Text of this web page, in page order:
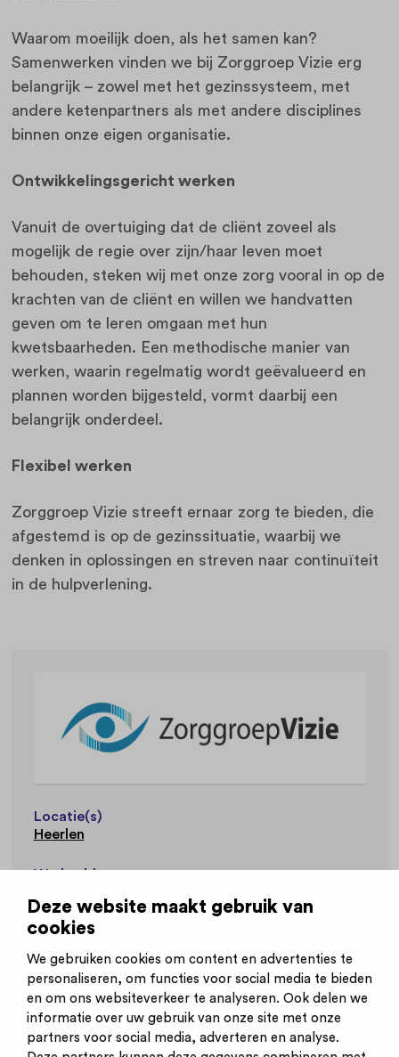
Deze website maakt gebruik van
cookies
We gebruiken cookies om content en advertenties te
personaliseren, om functies voor social media te bieden
en om ons websiteverkeer te analyseren. Ook delen we
informatie over uw gebruik van onze site met onze
partners voor social media, adverteren en analyse.
Waarom moeilijk doen, als het samen kan?
Samenwerken vinden we bij Zorggroep Vizie erg
belangrijk – zowel met het gezinssysteem, met
andere ketenpartners als met andere disciplines
binnen onze eigen organisatie.
Ontwikkelingsgericht werken
Vanuit de overtuiging dat de cliënt zoveel als
mogelijk de regie over zijn/haar leven moet
behouden, steken wij met onze zorg vooral in op de
krachten van de cliënt en willen we handvatten
geven om te leren omgaan met hun
kwetsbaarheden. Een methodische manier van
werken, waarin regelmatig wordt geëvalueerd en
plannen worden bijgesteld, vormt daarbij een
belangrijk onderdeel.
Flexibel werken
Zorggroep Vizie streeft ernaar zorg te bieden, die
afgestemd is op de gezinssituatie, waarbij we
denken in oplossingen en streven naar continuïteit
in de hulpverlening.
Locatie(s)
Heerlen
Werkvelden
Website
www.zorggroepvizie.nl